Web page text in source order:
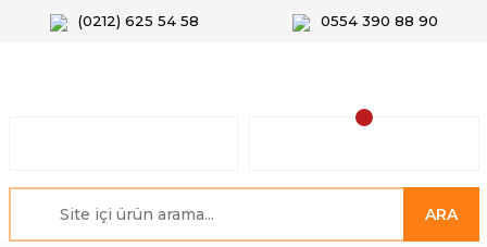
(0212) 625 54 58 0554 390 88 90
ARA